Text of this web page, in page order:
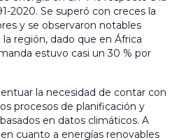
2020. Se superó con creces la
y se observaron notables
región, dado que en África
estuvo casi un 30 % por
la necesidad de contar con
procesos de planificación y
en datos climáticos. A
cuanto a energías renovables